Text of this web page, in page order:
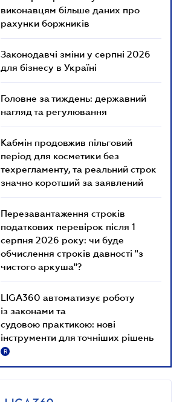
виконавцям більше даних про
рахунки боржників
Законодавчі зміни у серпні 2026
для бізнесу в Україні
Головне за тиждень: державний
нагляд та регулювання
Кабмін продовжив пільговий
період для косметики без
техрегламенту, та реальний строк
значно коротший за заявлений
Перезавантаження строків
податкових перевірок після 1
серпня 2026 року: чи буде
обчислення строків давності "з
чистого аркуша"?
LIGA360 автоматизує роботу
із законами та
судовою практикою: нові
інструменти для точніших рішень
R